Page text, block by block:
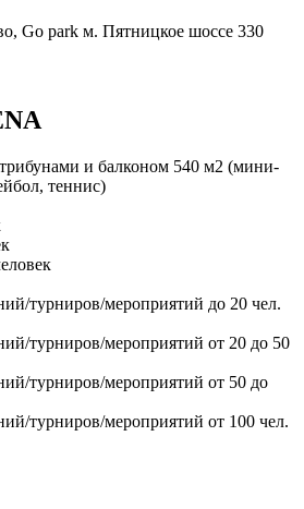
Go park м. Пятницкое шоссе 330
и балконом 540 м2 (мини-
теннис)
турниров/мероприятий до 20 чел.
турниров/мероприятий от 20 до 50
турниров/мероприятий от 50 до
турниров/мероприятий от 100 чел.